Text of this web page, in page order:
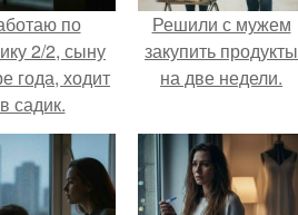
по
2/2, сыну
года, ходит
в садик.
Решили с мужем
закупить продукты
на две недели.